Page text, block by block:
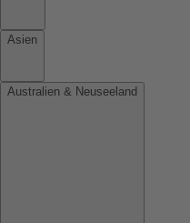
Asien
Australien & Neuseeland